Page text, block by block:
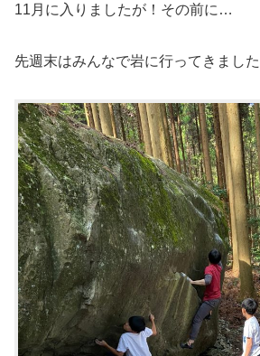
11月に入りましたが！その前に…
先週末はみんなで岩に行ってきました